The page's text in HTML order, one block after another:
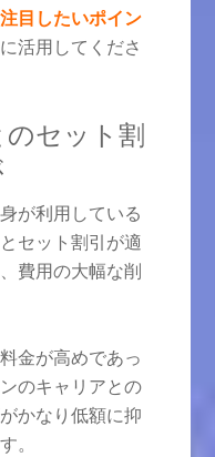
目したいポイン
活用してくださ
セット割
が利用している
セット割引が適
費用の大幅な削
金が高めであっ
のキャリアとの
かなり低額に抑
。